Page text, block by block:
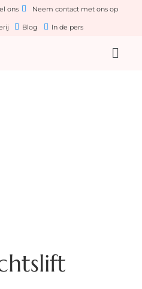
ons Neem contact met ons op
Blog In de pers